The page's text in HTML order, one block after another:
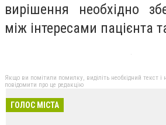
вирішення необхідно
між інтересами пацієнта
Якщо ви помітили помилку, виділіть необхідний текст і
повідомити про це редакцію
ГОЛОС МІСТА